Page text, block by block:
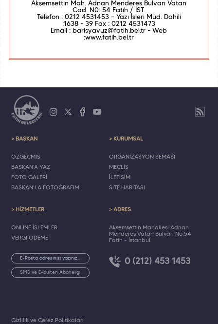
Akşemsettin Mah. Adnan Menderes Bulvarı Vatan
Cad. N0: 54 Fatih / İST.
Telefon : 0212 4531453 – Yazı İşleri Müd. Dahili
:1638 - 39 Fax : 0212 4531473
Email : barisyavuz@fatih.bel.tr - Web
:www.fatih.bel.tr
> BAŞKAN
ÖZGEÇMİŞ
BAŞKAN'A YAZ
FOTO GALERİ
BAŞKAN'LA FOTOĞRAFIM
> KURUMSAL
ORGANİZASYON ŞEMASI
MECLİS
İLETİŞİM
SİTE HARİTASI
> HİZMETLER
ONLINE İŞLEMLER
VERGİ ÖDEME
SMS ve E-bülten Aboneliği
> ADRES
Akşemsettin Mahallesi Adnan
Menderes Vatan Bulvarı No:54
Fatih - İstanbul
0 (212) 453 1453
Gizlilik ve Çerez Politikaları